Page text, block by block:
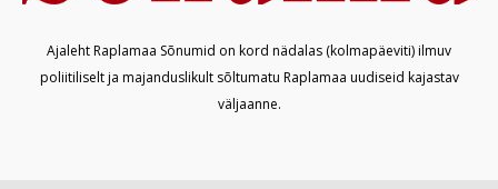
Ajaleht Raplamaa Sõnumid on kord nädalas (kolmapäeviti) ilmuv
poliitiliselt ja majanduslikult sõltumatu Raplamaa uudiseid kajastav
väljaanne.